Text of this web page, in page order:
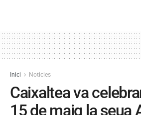
Inici Noticies
Caixaltea va
15 de maig la seua